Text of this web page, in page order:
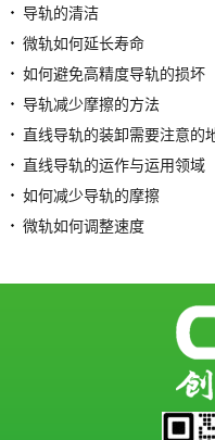
导轨的清洁
微轨如何延长寿命
如何避免高精度导轨的损坏
导轨减少摩擦的方法
直线导轨的装卸需要注意的
直线导轨的运作与运用领域
如何减少导轨的摩擦
微轨如何调整速度